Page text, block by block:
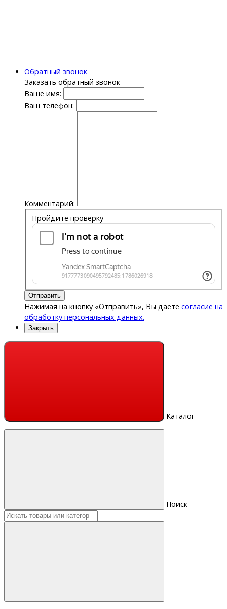
Обратный звонок
Заказать обратный звонок
Ваше имя:
Ваш телефон:
Комментарий:
Пройдите проверку
Отправить
Нажимая на кнопку «Отправить», Вы даете согласие на
обработку персональных данных.
Закрыть
Каталог
Поиск